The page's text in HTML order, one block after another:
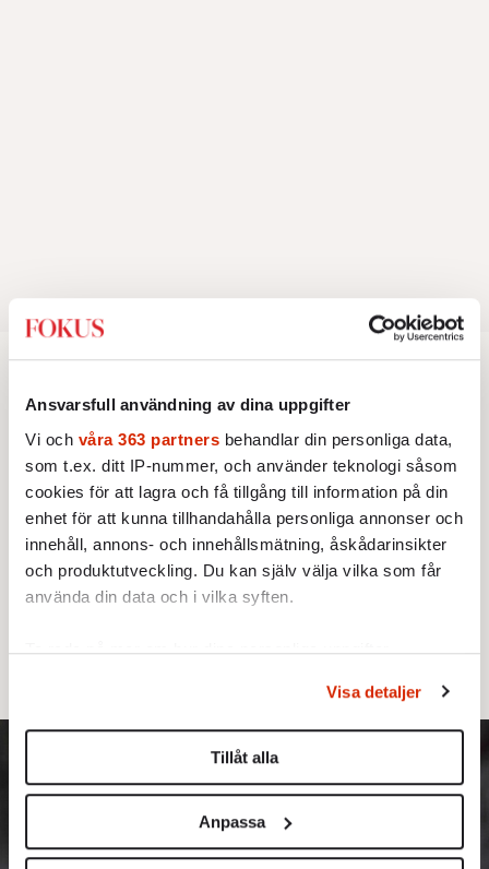
Ansvarsfull användning av dina uppgifter
Vi och våra 363 partners behandlar din personliga data,
som t.ex. ditt IP-nummer, och använder teknologi såsom
cookies för att lagra och få tillgång till information på din
enhet för att kunna tillhandahålla personliga annonser och
innehåll, annons- och innehållsmätning, åskådarinsikter
och produktutveckling. Du kan själv välja vilka som får
använda din data och i vilka syften.
Ta reda på mer om hur dina personliga uppgifter
Du kan ändra eller dra tillbaka ditt samtycke när som
helst från cookie-förklaringen.
Vi använder enhetsidentifierare för att anpassa innehållet
för sociala medier och analysera vår trafik. Vi
vidarebefordrar även sådana identifierare och annan
Visa detaljer
Tillåt alla
Anpassa
REDAKTIONSBLOGGEN
Lars Åberg: ”Självcensur och
cancelkultur måste diskuteras
mer”
Jag har nog alltid försökt betrakta samtiden
från sidan eller snett underifrån. Därför har
mina reportage ofta handlat om minoriteter